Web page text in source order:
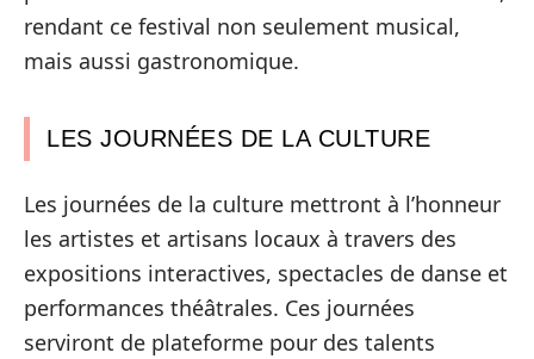
rendant ce festival non seulement musical,
mais aussi gastronomique.
LES JOURNÉES DE LA CULTURE
Les journées de la culture mettront à l’honneur
les artistes et artisans locaux à travers des
expositions interactives, spectacles de danse et
performances théâtrales. Ces journées
serviront de plateforme pour des talents